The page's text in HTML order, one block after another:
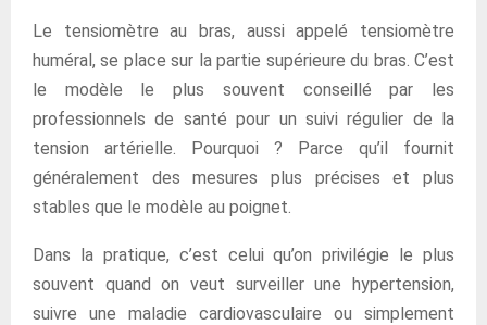
Le tensiomètre au bras, aussi appelé tensiomètre
huméral, se place sur la partie supérieure du bras. C’est
le modèle le plus souvent conseillé par les
professionnels de santé pour un suivi régulier de la
tension artérielle. Pourquoi ? Parce qu’il fournit
généralement des mesures plus précises et plus
stables que le modèle au poignet.
Dans la pratique, c’est celui qu’on privilégie le plus
souvent quand on veut surveiller une hypertension,
suivre une maladie cardiovasculaire ou simplement